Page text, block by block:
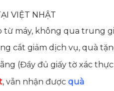
VIỆT NHẬT
từ máy, không qua trung
cắt giảm dịch vụ, quà
(Đầy đủ giấy tờ xác
, vẫn nhận đượcquà